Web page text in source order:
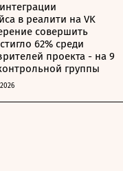
в реалити на VK
совершить
62% среди
проекта - на 9
группы